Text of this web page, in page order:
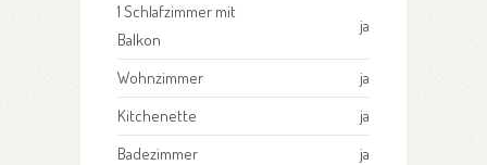
1 Schlafzimmer mit
Balkon
ja
Wohnzimmer
ja
Kitchenette
ja
Badezimmer
ja